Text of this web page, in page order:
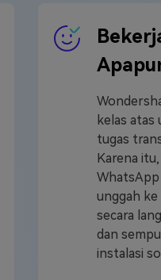
kelas atas
tugas
Karena
WhatsApp
unggah ke
secara
dan
instalasi